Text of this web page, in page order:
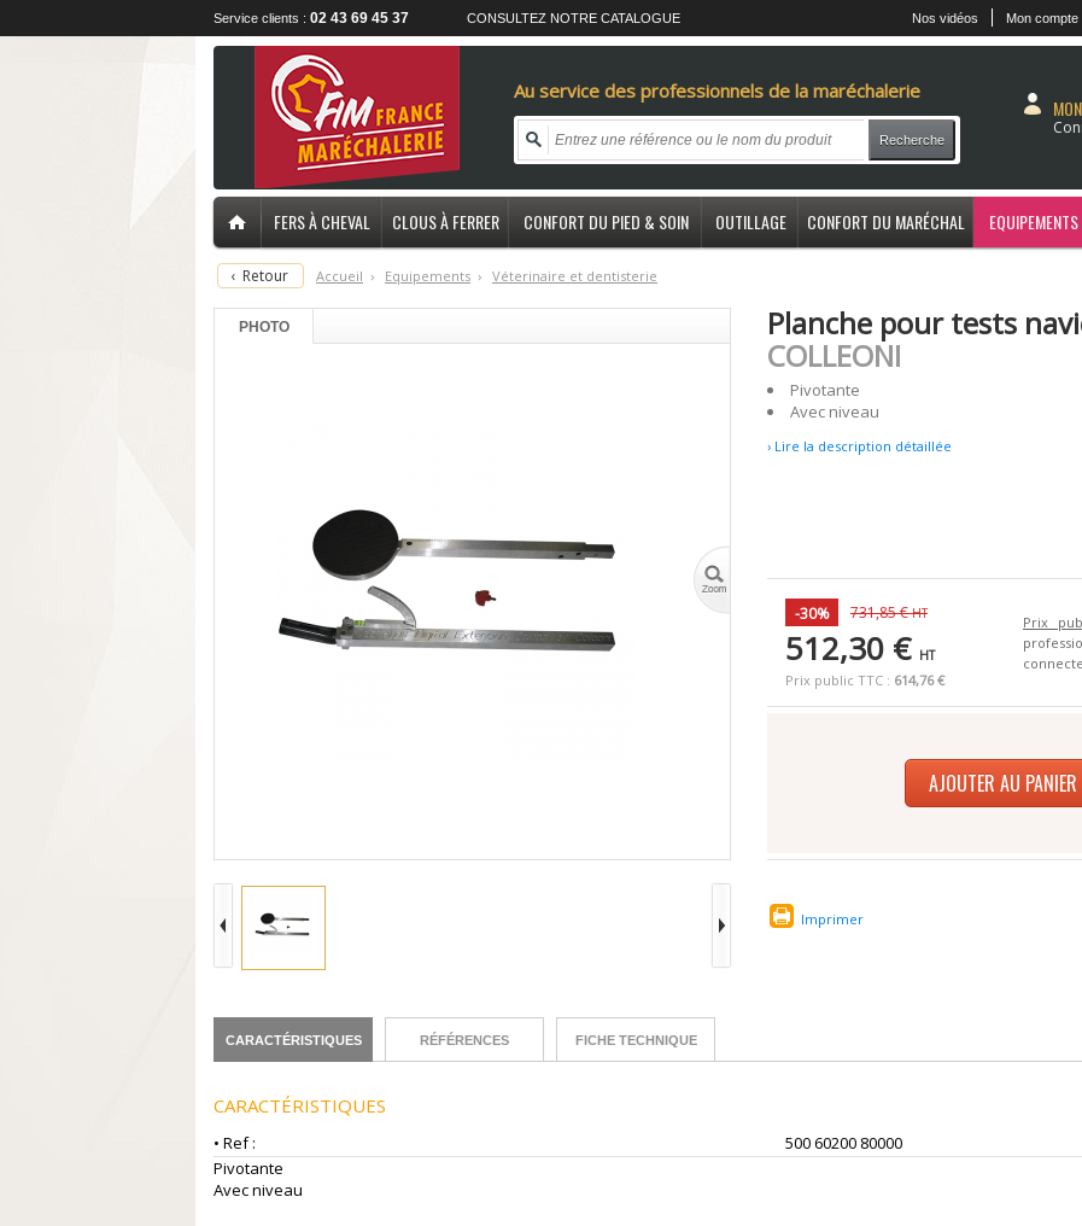
Service clients : 02 43 69 45 37 CONSULTEZ NOTRE CATALOGUE Nos vidéos Mon compte
Au service des professionnels de la maréchalerie
Recherche
FERS À CHEVAL CLOUS À FERRER CONFORT DU PIED & SOIN OUTILLAGE CONFORT DU MARÉCHAL EQUIPEMENTS
‹ Retour Accueil › Equipements › Véterinaire et dentisterie
PHOTO
Planche pour tests
COLLEONI
Pivotante
Avec niveau
› Lire la description détaillée
-30% 731,85 €HT
512,30 € HT
Prix public TTC : 614,76 €
Prix
AJOUTER AU PANIER
Imprimer
CARACTÉRISTIQUES RÉFÉRENCES FICHE TECHNIQUE
CARACTÉRISTIQUES
• Ref :
500 60200 80000
Pivotante
Avec niveau